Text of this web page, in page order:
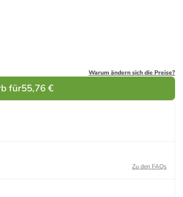
Warum ändern sich die Preise?
für55,76 €
Zu den FAQs